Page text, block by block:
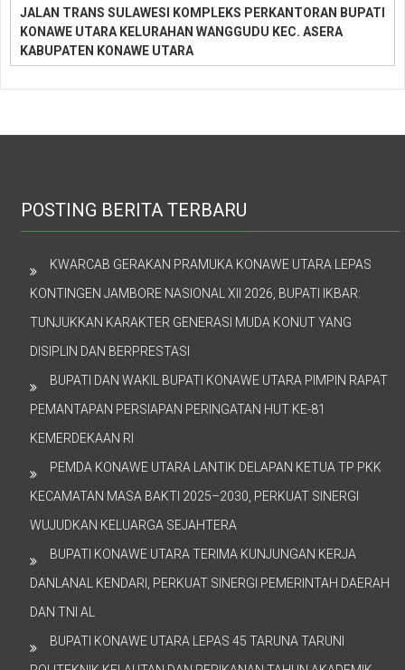
JALAN TRANS SULAWESI KOMPLEKS PERKANTORAN BUPATI
KONAWE UTARA KELURAHAN WANGGUDU KEC. ASERA
KABUPATEN KONAWE UTARA
POSTING BERITA TERBARU
KWARCAB GERAKAN PRAMUKA KONAWE UTARA LEPAS
KONTINGEN JAMBORE NASIONAL XII 2026, BUPATI IKBAR:
TUNJUKKAN KARAKTER GENERASI MUDA KONUT YANG
DISIPLIN DAN BERPRESTASI
BUPATI DAN WAKIL BUPATI KONAWE UTARA PIMPIN RAPAT
PEMANTAPAN PERSIAPAN PERINGATAN HUT KE-81
KEMERDEKAAN RI
PEMDA KONAWE UTARA LANTIK DELAPAN KETUA TP PKK
KECAMATAN MASA BAKTI 2025–2030, PERKUAT SINERGI
WUJUDKAN KELUARGA SEJAHTERA
BUPATI KONAWE UTARA TERIMA KUNJUNGAN KERJA
DANLANAL KENDARI, PERKUAT SINERGI PEMERINTAH DAERAH
DAN TNI AL
BUPATI KONAWE UTARA LEPAS 45 TARUNA TARUNI